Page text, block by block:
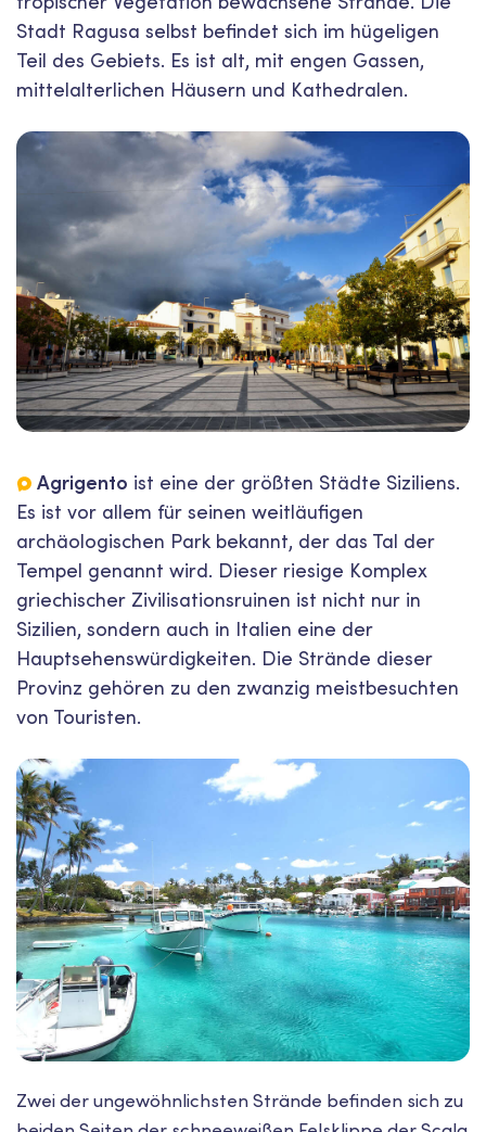
Stadt Ragusa selbst befindet sich im hügeligen
Teil des Gebiets. Es ist alt, mit engen Gassen,
mittelalterlichen Häusern und Kathedralen.
Agrigento ist eine der größten Städte Siziliens.
Es ist vor allem für seinen weitläufigen
archäologischen Park bekannt, der das Tal der
Tempel genannt wird. Dieser riesige Komplex
griechischer Zivilisationsruinen ist nicht nur in
Sizilien, sondern auch in Italien eine der
Hauptsehenswürdigkeiten. Die Strände dieser
Provinz gehören zu den zwanzig meistbesuchten
von Touristen.
Zwei der ungewöhnlichsten Strände befinden sich zu